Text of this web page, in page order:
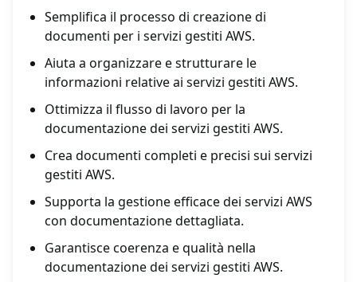
Semplifica il processo di creazione di
documenti per i servizi gestiti AWS.
Aiuta a organizzare e strutturare le
informazioni relative ai servizi gestiti AWS.
Ottimizza il flusso di lavoro per la
documentazione dei servizi gestiti AWS.
Crea documenti completi e precisi sui servizi
gestiti AWS.
Supporta la gestione efficace dei servizi AWS
con documentazione dettagliata.
Garantisce coerenza e qualità nella
documentazione dei servizi gestiti AWS.